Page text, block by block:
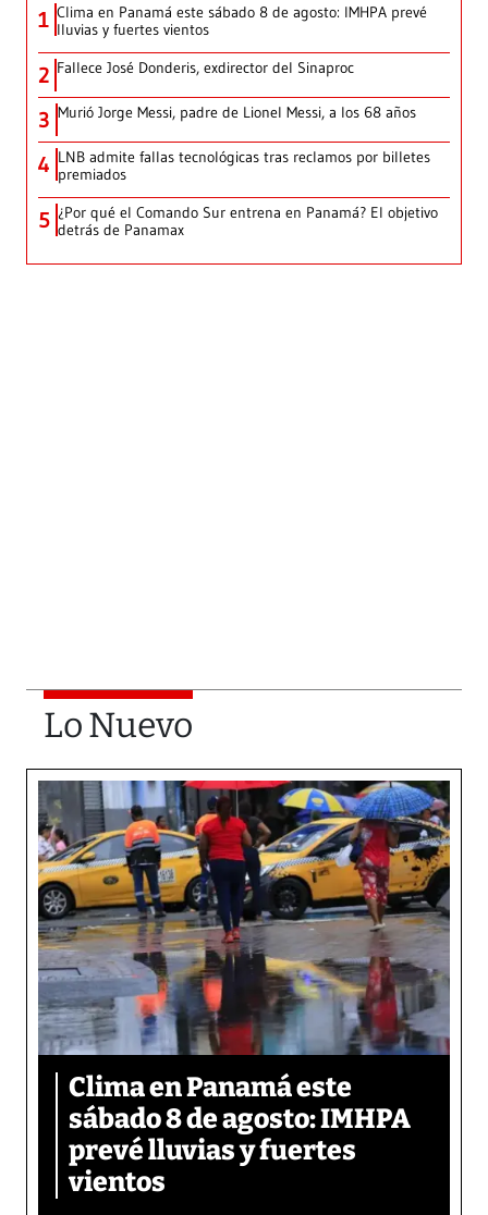
1 Clima en Panamá este sábado 8 de agosto: IMHPA prevé
lluvias y fuertes vientos
2 Fallece José Donderis, exdirector del Sinaproc
3 Murió Jorge Messi, padre de Lionel Messi, a los 68 años
4 LNB admite fallas tecnológicas tras reclamos por billetes
premiados
5 ¿Por qué el Comando Sur entrena en Panamá? El objetivo
detrás de Panamax
Lo Nuevo
Clima en Panamá este
sábado 8 de agosto: IMHPA
prevé lluvias y fuertes
vientos